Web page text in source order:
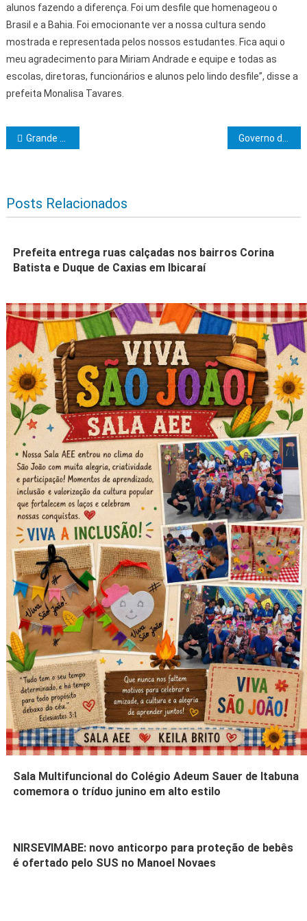
alunos fazendo a diferença. Foi um desfile que homenageou o
Brasil e a Bahia. Foi emocionante ver a nossa cultura sendo
mostrada e representada pelos nossos estudantes. Fica aqui o
meu agradecimento para Miriam Andrade e equipe e todas as
escolas, diretoras, funcionários e alunos pelo lindo desfile”, disse a
prefeita Monalisa Tavares.
Navegação de Post
Grande Loja Maçônica do Estado da Bahia realizará sessão ordinária Governo do Estado entrega em Bom Jesus da Lapa trecho recuperado da BA-160, mercado municipal e requalificação de escola
Posts Relacionados
Prefeita entrega ruas calçadas nos bairros Corina
Batista e Duque de Caxias em Ibicaraí
Sala Multifuncional do Colégio Adeum Sauer de Itabuna
comemora o tríduo junino em alto estilo
NIRSEVIMABE: novo anticorpo para proteção de bebês
é ofertado pelo SUS no Manoel Novaes